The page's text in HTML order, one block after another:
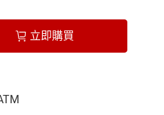
立即購買